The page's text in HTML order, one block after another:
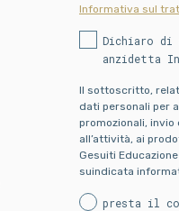
Informativa sul
Dichiaro di
anzidetta
Il sottoscritto,
dati personali per
promozionali,
all’attività, ai
Gesuiti
suindicata
presta il